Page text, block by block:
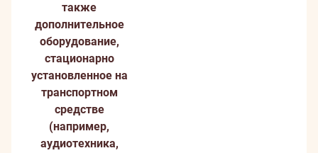
также
дополнительное
оборудование,
стационарно
установленное на
транспортном
средстве
(например,
аудиотехника,